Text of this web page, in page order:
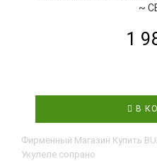
~
1
В
Фирменный Магазин Купить
Укулеле сопрано